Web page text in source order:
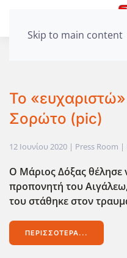
Skip to main content
To
Σορώτο (pic)
12 Ιουνίου 2020 | Press Room |
Ο Μάριος Δόξας θέλησε
προπονητή του
του στάθηκε στον
ΠΕΡΙΣΣΌΤΕΡΑ...